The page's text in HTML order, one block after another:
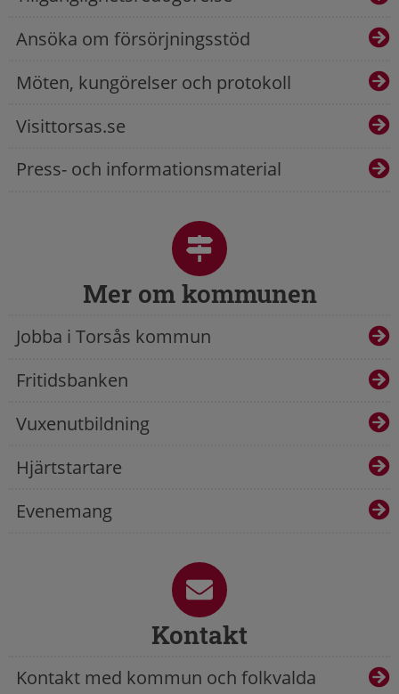
Ansöka om försörjningsstöd
Möten, kungörelser och protokoll
Visittorsas.se
Press- och informationsmaterial
Mer om kommunen
Jobba i Torsås kommun
Fritidsbanken
Vuxenutbildning
Hjärtstartare
Evenemang
Kontakt
Kontakt med kommun och folkvalda